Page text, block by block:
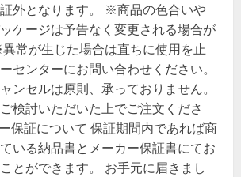
外となります。 ※商品の色合いや
ケージは予告なく変更される場合が
常が生じた場合は直ちに使用を止
センターにお問い合わせください。
ンセルは原則、承っておりません。
検討いただいた上でご注文くださ
保証について 保証期間内であれば商
いる納品書とメーカー保証書にてお
とができます。 お手元に届きまし